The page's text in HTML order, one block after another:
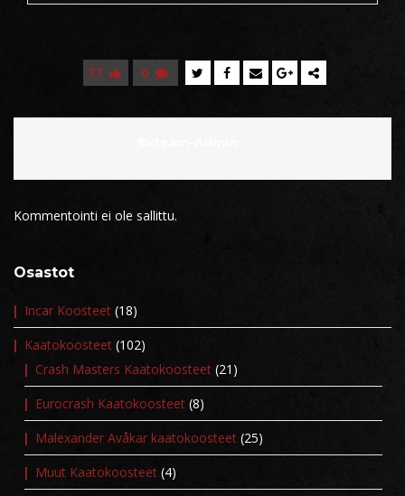
77 0
Kommentointi ei ole sallittu.
Osastot
Incar Koosteet (18)
Kaatokoosteet (102)
Crash Masters Kaatokoosteet (21)
Eurocrash Kaatokoosteet (8)
Malexander Avåkar kaatokoosteet (25)
Muut Kaatokoosteet (4)